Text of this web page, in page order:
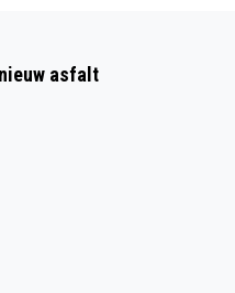
JUMBO
asfalt